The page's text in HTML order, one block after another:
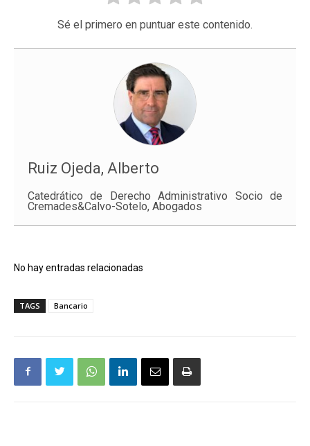
Sé el primero en puntuar este contenido.
Ruiz Ojeda, Alberto
Catedrático de Derecho Administrativo Socio de
Cremades&Calvo-Sotelo, Abogados
No hay entradas relacionadas
TAGS Bancario